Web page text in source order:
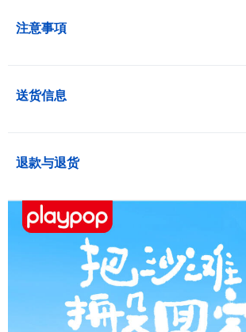
注意事項
送货信息
退款与退货